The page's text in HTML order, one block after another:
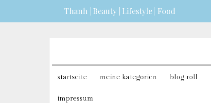
Thanh | Beauty | Lifestyle | Food
startseite meine kategorien blog roll
impressum
dazu erfahren? ICH BIN EINVERSTANDEN